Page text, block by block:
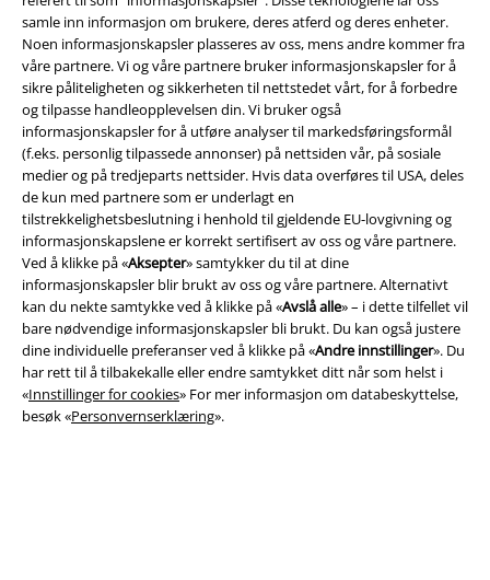
samle inn informasjon om brukere, deres atferd og deres enheter.
Noen informasjonskapsler plasseres av oss, mens andre kommer fra
våre partnere. Vi og våre partnere bruker informasjonskapsler for å
sikre påliteligheten og sikkerheten til nettstedet vårt, for å forbedre
og tilpasse handleopplevelsen din. Vi bruker også
informasjonskapsler for å utføre analyser til markedsføringsformål
(f.eks. personlig tilpassede annonser) på nettsiden vår, på sosiale
medier og på tredjeparts nettsider. Hvis data overføres til USA, deles
de kun med partnere som er underlagt en
tilstrekkelighetsbeslutning i henhold til gjeldende EU-lovgivning og
informasjonskapslene er korrekt sertifisert av oss og våre partnere.
Ved å klikke på «Aksepter» samtykker du til at dine
informasjonskapsler blir brukt av oss og våre partnere. Alternativt
kan du nekte samtykke ved å klikke på «Avslå alle» – i dette tilfellet vil
bare nødvendige informasjonskapsler bli brukt. Du kan også justere
dine individuelle preferanser ved å klikke på «Andre innstillinger». Du
har rett til å tilbakekalle eller endre samtykket ditt når som helst i
«Innstillinger for cookies» For mer informasjon om databeskyttelse,
besøk «Personvernserklæring».
Juridisk informasjon/Vilkår
Vilkår
Impressum
Konfidensialitetserklæring
Avfallshåndtering og miljøbeskyttelse
Samsvarserklæring